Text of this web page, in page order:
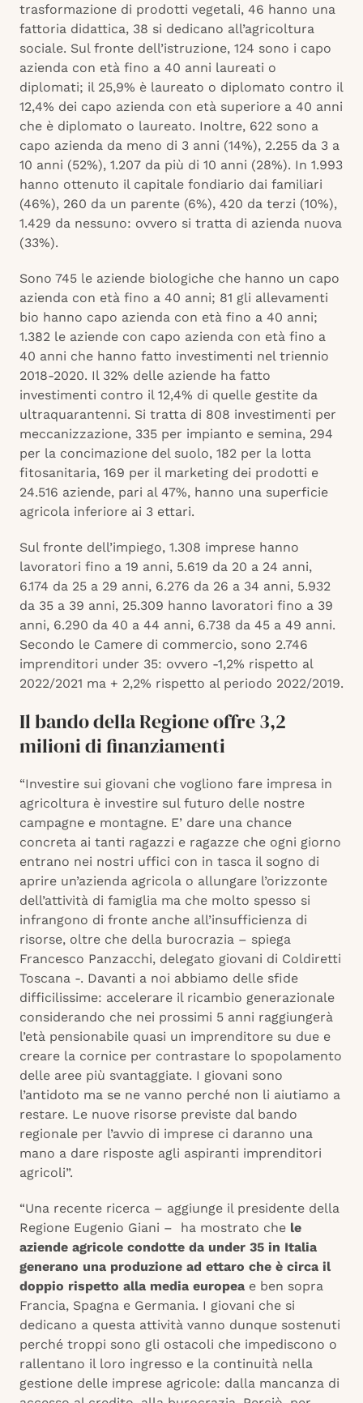
trasformazione di prodotti vegetali, 46 hanno una
fattoria didattica, 38 si dedicano all’agricoltura
sociale. Sul fronte dell’istruzione, 124 sono i capo
azienda con età fino a 40 anni laureati o
diplomati; il 25,9% è laureato o diplomato contro il
12,4% dei capo azienda con età superiore a 40 anni
che è diplomato o laureato. Inoltre, 622 sono a
capo azienda da meno di 3 anni (14%), 2.255 da 3 a
10 anni (52%), 1.207 da più di 10 anni (28%). In 1.993
hanno ottenuto il capitale fondiario dai familiari
(46%), 260 da un parente (6%), 420 da terzi (10%),
1.429 da nessuno: ovvero si tratta di azienda nuova
(33%).
Sono 745 le aziende biologiche che hanno un capo
azienda con età fino a 40 anni; 81 gli allevamenti
bio hanno capo azienda con età fino a 40 anni;
1.382 le aziende con capo azienda con età fino a
40 anni che hanno fatto investimenti nel triennio
2018-2020. Il 32% delle aziende ha fatto
investimenti contro il 12,4% di quelle gestite da
ultraquarantenni. Si tratta di 808 investimenti per
meccanizzazione, 335 per impianto e semina, 294
per la concimazione del suolo, 182 per la lotta
fitosanitaria, 169 per il marketing dei prodotti e
24.516 aziende, pari al 47%, hanno una superficie
agricola inferiore ai 3 ettari.
Sul fronte dell’impiego, 1.308 imprese hanno
lavoratori fino a 19 anni, 5.619 da 20 a 24 anni,
6.174 da 25 a 29 anni, 6.276 da 26 a 34 anni, 5.932
da 35 a 39 anni, 25.309 hanno lavoratori fino a 39
anni, 6.290 da 40 a 44 anni, 6.738 da 45 a 49 anni.
Secondo le Camere di commercio, sono 2.746
imprenditori under 35: ovvero -1,2% rispetto al
2022/2021 ma + 2,2% rispetto al periodo 2022/2019.
Il bando della Regione offre 3,2
milioni di finanziamenti
“Investire sui giovani che vogliono fare impresa in
agricoltura è investire sul futuro delle nostre
campagne e montagne. E’ dare una chance
concreta ai tanti ragazzi e ragazze che ogni giorno
entrano nei nostri uffici con in tasca il sogno di
aprire un’azienda agricola o allungare l’orizzonte
dell’attività di famiglia ma che molto spesso si
infrangono di fronte anche all’insufficienza di
risorse, oltre che della burocrazia – spiega
Francesco Panzacchi, delegato giovani di Coldiretti
Toscana -. Davanti a noi abbiamo delle sfide
difficilissime: accelerare il ricambio generazionale
considerando che nei prossimi 5 anni raggiungerà
l’età pensionabile quasi un imprenditore su due e
creare la cornice per contrastare lo spopolamento
delle aree più svantaggiate. I giovani sono
l’antidoto ma se ne vanno perché non li aiutiamo a
restare. Le nuove risorse previste dal bando
regionale per l’avvio di imprese ci daranno una
mano a dare risposte agli aspiranti imprenditori
agricoli”.
“Una recente ricerca – aggiunge il presidente della
Regione Eugenio Giani – ha mostrato che le
aziende agricole condotte da under 35 in Italia
generano una produzione ad ettaro che è circa il
doppio rispetto alla media europea e ben sopra
Francia, Spagna e Germania. I giovani che si
dedicano a questa attività vanno dunque sostenuti
perché troppi sono gli ostacoli che impediscono o
rallentano il loro ingresso e la continuità nella
gestione delle imprese agricole: dalla mancanza di